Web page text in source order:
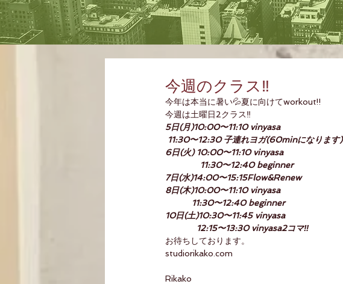
今週のクラス‼️
今年は本当に暑い💦夏に向けてworkout!!
今週は土曜日2クラス‼️
5日(月)10:00〜11:10 vinyasa
11:30〜12:30 子連れヨガ(60minになります)
6日(火) 10:00〜11:10 vinyasa
11:30〜12:40 beginner
7日(水)14:00〜15:15Flow&Renew
8日(木)10:00〜11:10 vinyasa
11:30〜12:40 beginner
10日(土)10:30〜11:45 vinyasa
12:15〜13:30 vinyasa2コマ‼️
お待ちしております。
studiorikako.com
Rikako